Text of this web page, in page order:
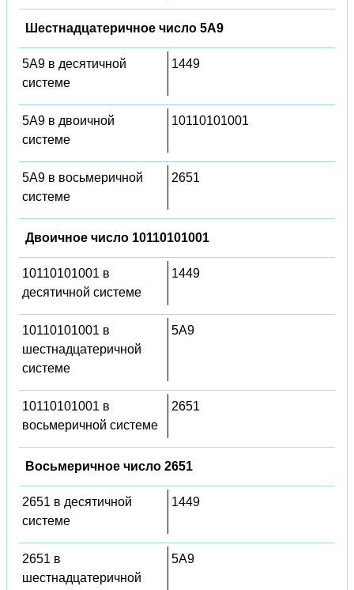
Шестнадцатеричное число 5A9
5A9 в десятичной
системе
1449
5A9 в двоичной
системе
10110101001
5A9 в восьмеричной
системе
2651
Двоичное число 10110101001
10110101001 в
десятичной системе
1449
10110101001 в
шестнадцатеричной
системе
5A9
10110101001 в
восьмеричной системе
2651
Восьмеричное число 2651
2651 в десятичной
системе
1449
2651 в
шестнадцатеричной
5A9